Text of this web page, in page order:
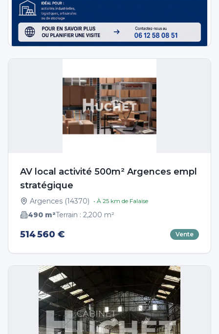
AV local activité 500m² Argences empl
stratégique
Argences (14370) • À 25 km de Falaise
490 m²Terrain : 2,200 m²
514 560 € Vente